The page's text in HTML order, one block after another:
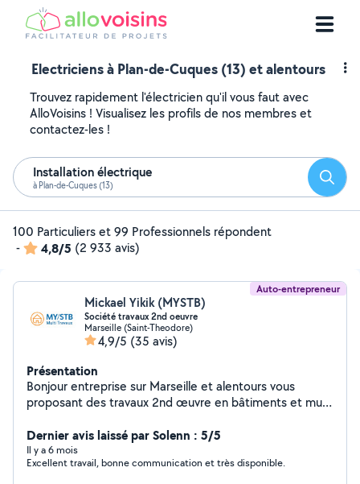
Electriciens à Plan-de-Cuques (13) et alentours
Trouvez rapidement l'électricien qu'il vous faut avec
AlloVoisins ! Visualisez les profils de nos membres et
contactez-les !
Installation électrique
à Plan-de-Cuques (13)
100 Particuliers et 99 Professionnels répondent
-
4,8/5 (2 933 avis)
Auto-entrepreneur
Mickael Yikik (MYSTB)
Société travaux 2nd oeuvre
Marseille (Saint-Theodore)
4,9/5 (35 avis)
Présentation
Bonjour entreprise sur Marseille et alentours vous
proposant des travaux 2nd œuvre en bâtiments et multi
********************************************* - Cuisine/ SDB /
Dépannage Express
********************************************* - Pompe de
Dernier avis laissé par Solenn : 5/5
Il y a 6 mois
Excellent travail, bonne communication et très disponible.